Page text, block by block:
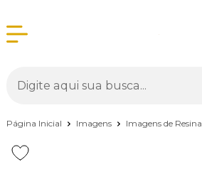
Página Inicial Imagens Imagens de Resina